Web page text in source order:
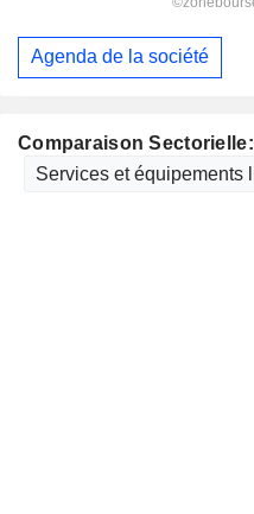
Comparaison Sectorielle:
Agenda de la société